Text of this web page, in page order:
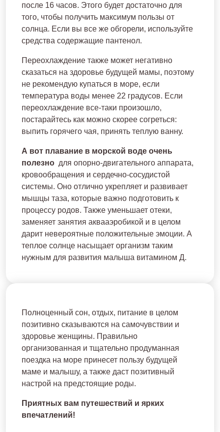
после 16 часов. Этого будет достаточно для
того, чтобы получить максимум пользы от
солнца. Если вы все же обгорели, используйте
средства содержащие пантенол.
Переохлаждение также может негативно
сказаться на здоровье будущей мамы, поэтому
не рекомендую купаться в море, если
температура воды менее 22 градусов. Если
переохлаждение все-таки произошло,
постарайтесь как можно скорее согреться:
выпить горячего чая, принять теплую ванну.
А вот плавание в морской воде очень
полезно для опорно-двигательного аппарата,
кровообращения и сердечно-сосудистой
системы. Оно отлично укрепляет и развивает
мышцы таза, которые важно подготовить к
процессу родов. Также уменьшает отеки,
заменяет занятия аквааэробикой и в целом
дарит невероятные положительные эмоции. А
теплое солнце насыщает организм таким
нужным для развития малыша витамином Д.
Полноценный сон, отдых, питание в целом
позитивно сказываются на самочувствии и
здоровье женщины. Правильно
организованная и тщательно продуманная
поездка на море принесет пользу будущей
маме и малышу, а также даст позитивный
настрой на предстоящие роды.
Приятных вам путешествий и ярких
впечатлений!